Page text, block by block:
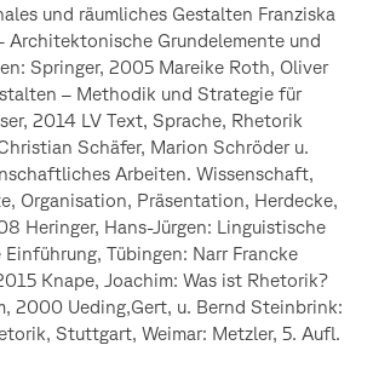
und räumliches Gestalten Franziska
Architektonische Grundelemente und
Springer, 2005 Mareike Roth, Oliver
– Methodik und Strategie für
2014 LV Text, Sprache, Rhetorik
Schäfer, Marion Schröder u.
Arbeiten. Wissenschaft,
Organisation, Präsentation, Herdecke,
Heringer, Hans-Jürgen: Linguistische
Tübingen: Narr Francke
Knape, Joachim: Was ist Rhetorik?
2000 Ueding,Gert, u. Bernd Steinbrink:
Stuttgart, Weimar: Metzler, 5. Aufl.